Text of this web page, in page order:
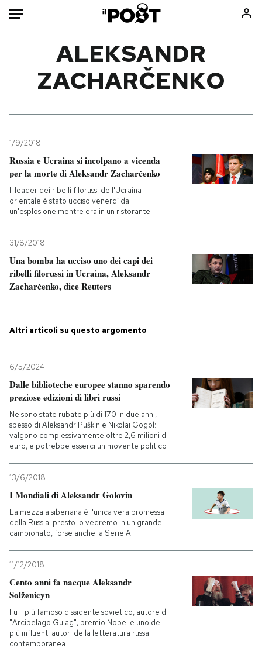
HOME
Mondo
Tecnologia
Internet
Cultura
Economia
Libri
Ok Boomer!
Altrecose
PODCAST
NEWSLETTER
I MIEI PREFERITI
SHOP
CALENDARIO
AREA PERSONALE
ALEKSANDR
ZACHARČENKO
1/9/2018
Russia e Ucraina si incolpano a vicenda
per la morte di Aleksandr Zacharčenko
Il leader dei ribelli filorussi dell'Ucraina
orientale è stato ucciso venerdì da
un'esplosione mentre era in un ristorante
31/8/2018
Una bomba ha ucciso uno dei capi dei
ribelli filorussi in Ucraina, Aleksandr
Zacharčenko, dice Reuters
Altri articoli su questo argomento
6/5/2024
Dalle biblioteche europee stanno sparendo
preziose edizioni di libri russi
Ne sono state rubate più di 170 in due anni,
spesso di Aleksandr Puškin e Nikolai Gogol:
valgono complessivamente oltre 2,6 milioni di
euro, e potrebbe esserci un movente politico
13/6/2018
I Mondiali di Aleksandr Golovin
La mezzala siberiana è l'unica vera promessa
della Russia: presto lo vedremo in un grande
campionato, forse anche la Serie A
11/12/2018
Cento anni fa nacque Aleksandr
Solženicyn
Fu il più famoso dissidente sovietico, autore di
"Arcipelago Gulag", premio Nobel e uno dei
più influenti autori della letteratura russa
contemporanea